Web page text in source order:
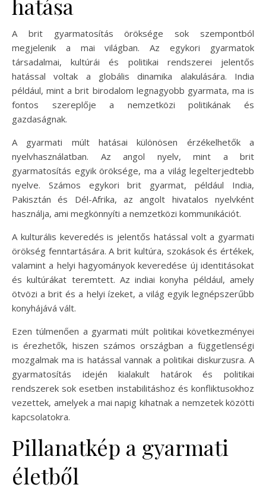
hatása
A brit gyarmatosítás öröksége sok szempontból
megjelenik a mai világban. Az egykori gyarmatok
társadalmai, kultúrái és politikai rendszerei jelentős
hatással voltak a globális dinamika alakulására. India
például, mint a brit birodalom legnagyobb gyarmata, ma is
fontos szereplője a nemzetközi politikának és
gazdaságnak.
A gyarmati múlt hatásai különösen érzékelhetők a
nyelvhasználatban. Az angol nyelv, mint a brit
gyarmatosítás egyik öröksége, ma a világ legelterjedtebb
nyelve. Számos egykori brit gyarmat, például India,
Pakisztán és Dél-Afrika, az angolt hivatalos nyelvként
használja, ami megkönnyíti a nemzetközi kommunikációt.
A kulturális keveredés is jelentős hatással volt a gyarmati
örökség fenntartására. A brit kultúra, szokások és értékek,
valamint a helyi hagyományok keveredése új identitásokat
és kultúrákat teremtett. Az indiai konyha például, amely
ötvözi a brit és a helyi ízeket, a világ egyik legnépszerűbb
konyhájává vált.
Ezen túlmenően a gyarmati múlt politikai következményei
is érezhetők, hiszen számos országban a függetlenségi
mozgalmak ma is hatással vannak a politikai diskurzusra. A
gyarmatosítás idején kialakult határok és politikai
rendszerek sok esetben instabilitáshoz és konfliktusokhoz
vezettek, amelyek a mai napig kihatnak a nemzetek közötti
kapcsolatokra.
Pillanatkép a gyarmati
életből